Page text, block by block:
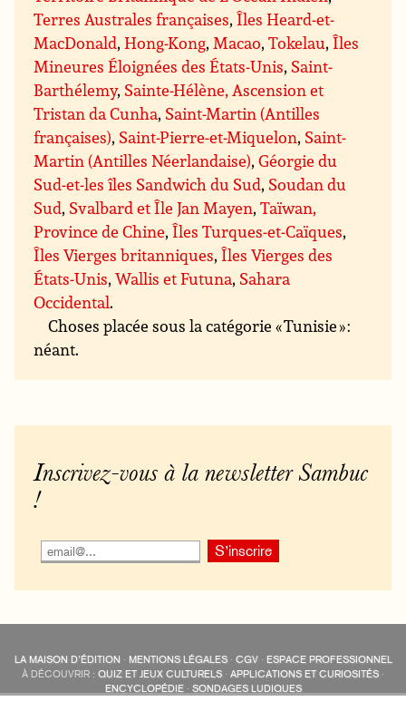
Terres Australes françaises,Îles Heard-et-
MacDonald,Hong-Kong,Macao,Tokelau,Îles
Mineures Éloignées des États-Unis, Saint-
Barthélemy, Sainte-Hélène, Ascension et
Tristan da Cunha, Saint-Martin (Antilles
françaises), Saint-Pierre-et-Miquelon, Saint-
Martin (Antilles Néerlandaise),Géorgie du
Sud-et-les îles Sandwich du Sud, Soudan du
Sud, Svalbard et Île Jan Mayen,Taïwan,
Province de Chine,Îles Turques-et-Caïques,
Îles Vierges britanniques,Îles Vierges des
États-Unis,Wallis et Futuna, Sahara
Occidental.
Choses placée sous la catégorie « Tunisie » :
néant.
Inscrivez-vous à la newsletter Sambuc
!
LA MAISON D’ÉDITION · MENTIONS LÉGALES· CGV· ESPACE PROFESSIONNEL
À DÉCOUVRIR : QUIZ ET JEUX CULTURELS · APPLICATIONS ET CURIOSITÉS ·
ENCYCLOPÉDIE· SONDAGES LUDIQUES